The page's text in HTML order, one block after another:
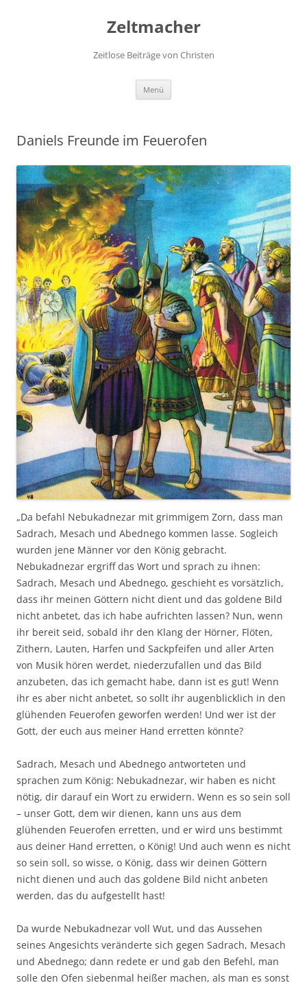
Zeltmacher
Zeitlose Beiträge von Christen
Menü
Daniels Freunde im Feuerofen
„Da befahl Nebukadnezar mit grimmigem Zorn, dass man
Sadrach, Mesach und Abednego kommen lasse. Sogleich
wurden jene Männer vor den König gebracht.
Nebukadnezar ergriff das Wort und sprach zu ihnen:
Sadrach, Mesach und Abednego, geschieht es vorsätzlich,
dass ihr meinen Göttern nicht dient und das goldene Bild
nicht anbetet, das ich habe aufrichten lassen? Nun, wenn
ihr bereit seid, sobald ihr den Klang der Hörner, Flöten,
Zithern, Lauten, Harfen und Sackpfeifen und aller Arten
von Musik hören werdet, niederzufallen und das Bild
anzubeten, das ich gemacht habe, dann ist es gut! Wenn
ihr es aber nicht anbetet, so sollt ihr augenblicklich in den
glühenden Feuerofen geworfen werden! Und wer ist der
Gott, der euch aus meiner Hand erretten könnte?
Sadrach, Mesach und Abednego antworteten und
sprachen zum König: Nebukadnezar, wir haben es nicht
nötig, dir darauf ein Wort zu erwidern. Wenn es so sein soll
– unser Gott, dem wir dienen, kann uns aus dem
glühenden Feuerofen erretten, und er wird uns bestimmt
aus deiner Hand erretten, o König! Und auch wenn es nicht
so sein soll, so wisse, o König, dass wir deinen Göttern
nicht dienen und auch das goldene Bild nicht anbeten
werden, das du aufgestellt hast!
Da wurde Nebukadnezar voll Wut, und das Aussehen
seines Angesichts veränderte sich gegen Sadrach, Mesach
und Abednego; dann redete er und gab den Befehl, man
solle den Ofen siebenmal heißer machen, als man es sonst